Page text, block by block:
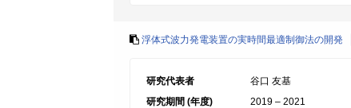
浮体式波力発電装置の実時間最適制御法の開発
研究代表者
谷口 友基
研究期間 (年度)
2019 – 2021